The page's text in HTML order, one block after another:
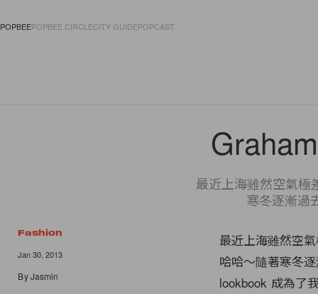
POPBEEPOPBEE CIRCLECITY GUIDEPOPCAST
最近上海雖然空氣極
寒冬逐漸過
Fashion
Jan 30, 2013
ByJasmin
最近上海雖然空
哈哈～隨著寒冬
lookbook 成為了